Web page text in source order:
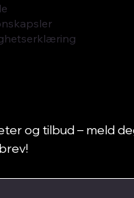
og tilbud – meld